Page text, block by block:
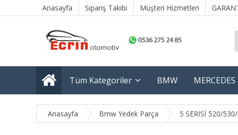
Anasayfa Sipariş Takibi Müşteri Hizmetleri
Tüm Kategoriler BMW MERCEDES
Anasayfa Bmw Yedek Parça 5 SERİSİ 520/